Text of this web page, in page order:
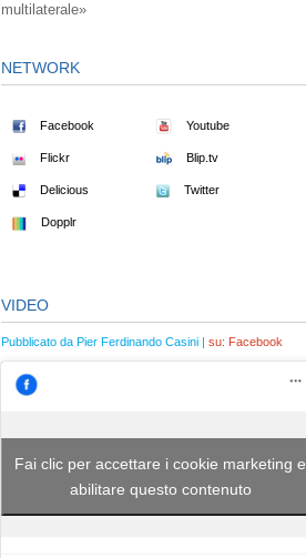
multilaterale»
NETWORK
Facebook Youtube
Flickr Blip.tv
Delicious Twitter
Dopplr
VIDEO
Pubblicato da Pier Ferdinando Casini | su: Facebook
Fai clic per accettare i cookie marketing e
abilitare questo contenuto